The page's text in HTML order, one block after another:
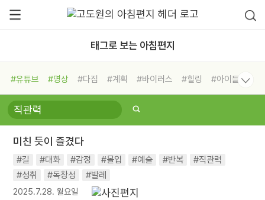
태그로 보는 아침편지
#유튜브 #명상 #다짐 #계획 #바이러스 #힐링
#아이들
#비전캠프
#독서캠프 #삶
#희망
#나눔 #친구 #링컨학교
#독서
#건강 #면역력
미친 듯이 즐겼다
#길 #대화 #감정 #몰입 #예술 #반복
#직관력
#성취
#독창성 #발레
2025.7.28. 월요일